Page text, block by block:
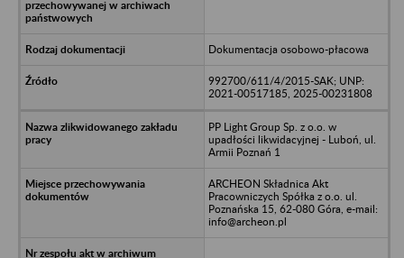
Dokumentacja osobowo-płacowa
992700/611/4/2015-SAK; UNP:
2021-00517185, 2025-00231808
PP Light Group Sp. z o.o. w
upadłości likwidacyjnej - Luboń, ul.
Armii Poznań 1
ARCHEON Składnica Akt
Pracowniczych Spółka z o.o. ul.
Poznańska 15, 62-080 Góra, e-mail:
info@archeon.pl